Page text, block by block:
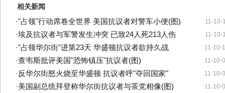
相关新闻
11-10-
·"占领"行动席卷全世界 美国抗议者对警车小便(图)
11-10-
·埃及抗议者与军警发生冲突 已致24人死213人伤
11-10-
·"占领华尔街"进第23天 华盛顿抗议者欲持久战
11-10-
·查韦斯批评美国"恐怖镇压"抗议者(图)
11-10-
·反华尔街怒火烧至华盛顿 抗议者呼"夺回国家"
11-10-
·美国副总统拜登称华尔街抗议者与茶党相像(图)